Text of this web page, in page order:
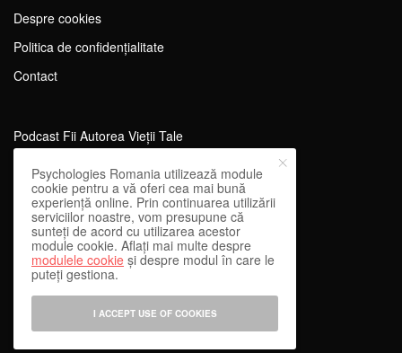
Despre cookies
Politica de confidențialitate
Contact
Podcast Fii Autorea Vieții Tale
Evenimente Fii Autoarea Vieții Tale!
SportEdu
Antrenament Mental pentru Sportivi
Learning Network
WEnough
Reward & Engage
Psychologies Romania utilizează module
cookie pentru a vă oferi cea mai bună
experiență online. Prin continuarea utilizării
serviciilor noastre, vom presupune că
sunteți de acord cu utilizarea acestor
module cookie. Aflați mai multe despre
modulele cookie și despre modul în care le
puteți gestiona.
I ACCEPT USE OF COOKIES